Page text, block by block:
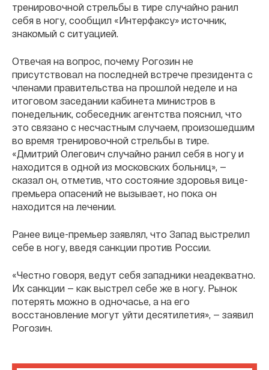
тренировочной стрельбы в тире случайно ранил
себя в ногу, сообщил «Интерфаксу» источник,
знакомый с ситуацией.
Отвечая на вопрос, почему Рогозин не
присутствовал на последней встрече президента с
членами правительства на прошлой неделе и на
итоговом заседании кабинета министров в
понедельник, собеседник агентства пояснил, что
это связано с несчастным случаем, произошедшим
во время тренировочной стрельбы в тире.
«Дмитрий Олегович случайно ранил себя в ногу и
находится в одной из московских больниц», —
сказал он, отметив, что состояние здоровья вице-
премьера опасений не вызывает, но пока он
находится на лечении.
Ранее вице-премьер заявлял, что Запад выстрелил
себе в ногу, введя санкции против России.
«Честно говоря, ведут себя западники неадекватно.
Их санкции — как выстрел себе же в ногу. Рынок
потерять можно в одночасье, а на его
восстановление могут уйти десятилетия», — заявил
Рогозин.